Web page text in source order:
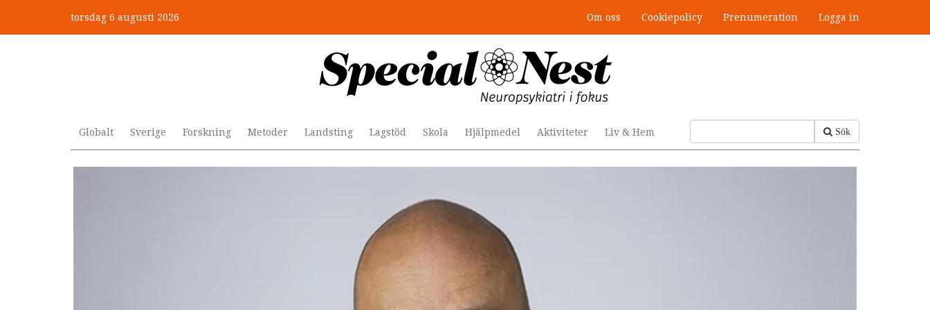
huvudinnehåll
torsdag 6 augusti 2026 Om oss Cookiepolicy Prenumeration Logga in
Sök
Globalt Sverige Forskning Metoder Landsting Lagstöd Skola Hjälpmedel Aktiviteter Liv & Hem
Mobbning vid autism och adhd: 4 lästips